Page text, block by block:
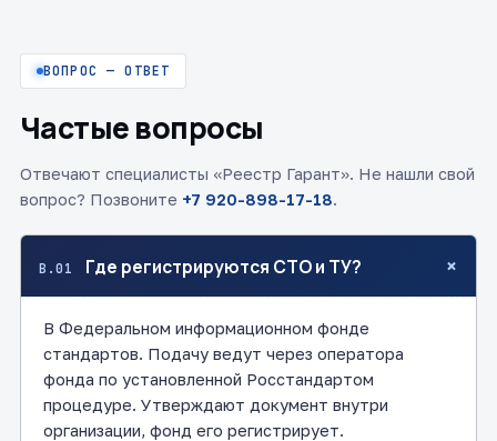
ВОПРОС — ОТВЕТ
Частые вопросы
Отвечают специалисты «Реестр Гарант». Не нашли свой
вопрос? Позвоните +7 920-898-17-18.
В.01 Где регистрируются СТО и ТУ? +
В Федеральном информационном фонде
стандартов. Подачу ведут через оператора
фонда по установленной Росстандартом
процедуре. Утверждают документ внутри
организации, фонд его регистрирует.